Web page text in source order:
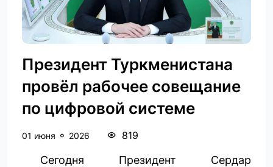
Президент Туркменистана
провёл рабочее совещание
по цифровой системе
01 июня 2026 819
Сегодня Президент Сердар